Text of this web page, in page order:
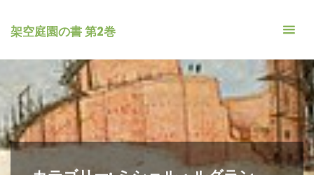
ツ
ス
キ
ッ
架空庭園の書 第2巻